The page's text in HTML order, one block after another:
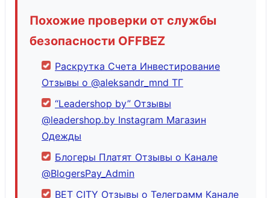
Похожие проверки от службы
безопасности OFFBEZ
Раскрутка Счета Инвестирование
Отзывы о @aleksandr_mnd ТГ
“Leadershop by” Отзывы
@leadershop.by Instagram Магазин
Одежды
Блогеры Платят Отзывы о Канале
@BlogersPay_Admin
BET CITY Отзывы о Телеграмм Канале